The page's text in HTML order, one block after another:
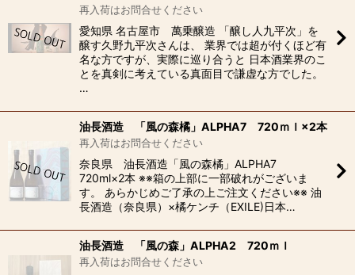
再入荷はお問合せください
愛知県 名古屋市 萬乗醸造 「醸し人九平次」を
醸す久野九平次さんは、 業界では超が付くほど有
名な方ですが、実際に巡り合うと 日本酒業界のこ
とを真剣に考えている真面目で謙虚な方でした。
…
油長酒造 「風の森橘」ALPHA7 720ｍｌ×2本
再入荷はお問合せください
奈良県 油長酒造「風の森橘」ALPHA7
720ml×2本 ※※箱の上部に一部破れがございま
す。 あらかじめご了承の上ご注文ください※※ 油
長酒造（奈良県）×橘ケンチ（EXILE)日本…
油長酒造 「風の森」ALPHA2 720ｍｌ
再入荷はお問合せください